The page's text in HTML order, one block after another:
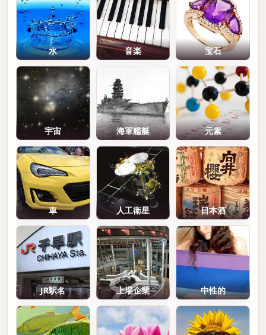
水 音楽 宝石
宇宙 海軍艦艇 元素
車 人工衛星 日本酒
JR駅名 上場企業 中性的